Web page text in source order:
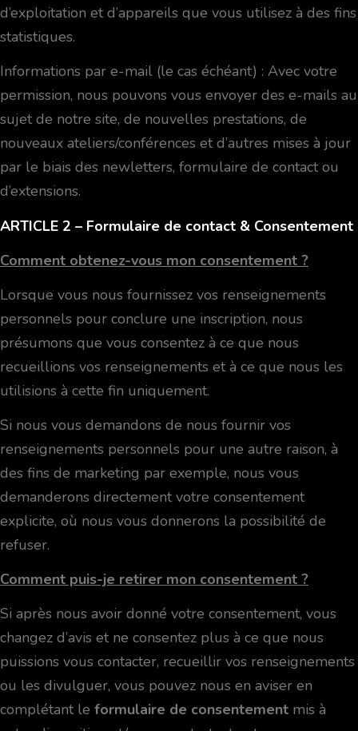
d’exploitation et d’appareils que vous utilisez à des fins
statistiques.
Informations par e-mail (le cas échéant) : Avec votre
permission, nous pouvons vous envoyer des e-mails au
sujet de notre site, de nouvelles prestations, de
nouveaux ateliers/conférences et d’autres mises à jour
par le biais des newletters, formulaire de contact ou
d’extensions.
ARTICLE 2 – Formulaire de contact & Consentement
Comment obtenez-vous mon consentement ?
Lorsque vous nous fournissez vos renseignements
personnels pour conclure une inscription, nous
présumons que vous consentez à ce que nous
recueillions vos renseignements et à ce que nous les
utilisions à cette fin uniquement.
Si nous vous demandons de nous fournir vos
renseignements personnels pour une autre raison, à
des fins de marketing par exemple, nous vous
demanderons directement votre consentement
explicite, où nous vous donnerons la possibilité de
refuser.
Comment puis-je retirer mon consentement ?
Si après nous avoir donné votre consentement, vous
changez d’avis et ne consentez plus à ce que nous
puissions vous contacter, recueillir vos renseignements
ou les divulguer, vous pouvez nous en aviser en
complétant le formulaire de consentement mis à